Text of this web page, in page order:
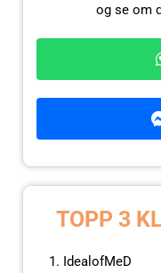
og se om
TOPP 3
IdealofMeD